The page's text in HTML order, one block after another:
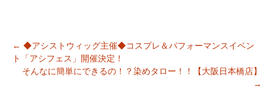
投稿ナビゲーション
← ◆アシストウィッグ主催◆コスプレ＆パフォーマンスイベン
ト「アシフェス」開催決定！
そんなに簡単にできるの！？染めタロー！！【大阪日本橋店】
→